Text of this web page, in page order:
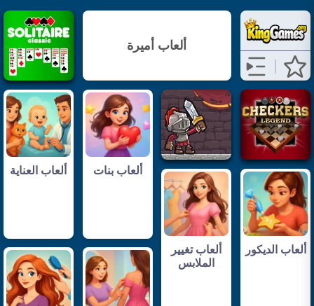
ألعاب أميرة
ألعاب بنات ألعاب العناية
ألعاب الديكور
ألعاب تغيير
الملابس